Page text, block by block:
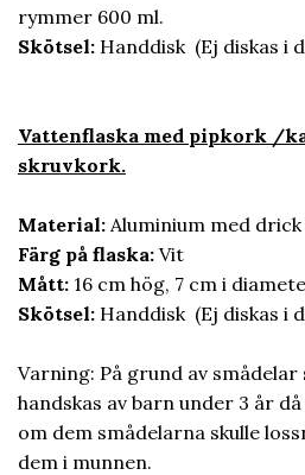
rymmer 600 ml.
Skötsel: Handdisk (Ej diskas i
Vattenflaska med pipkork /
skruvkork.
Material: Aluminium med
Färg på flaska: Vit
Mått: 16 cm hög, 7 cm i
Skötsel: Handdisk (Ej diskas i
Varning: På grund av
handskas av barn under 3 år
om dem smådelarna skulle
dem i munnen.